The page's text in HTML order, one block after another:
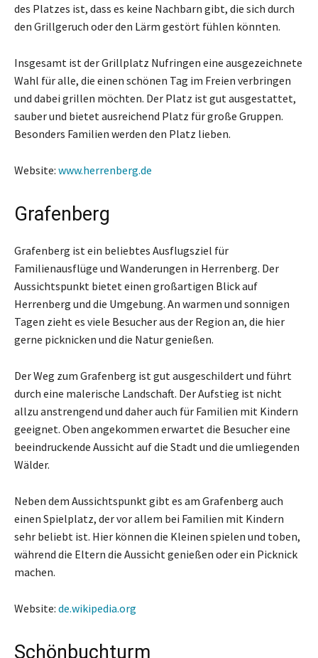
des Platzes ist, dass es keine Nachbarn gibt, die sich durch
den Grillgeruch oder den Lärm gestört fühlen könnten.
Insgesamt ist der Grillplatz Nufringen eine ausgezeichnete
Wahl für alle, die einen schönen Tag im Freien verbringen
und dabei grillen möchten. Der Platz ist gut ausgestattet,
sauber und bietet ausreichend Platz für große Gruppen.
Besonders Familien werden den Platz lieben.
Website: www.herrenberg.de
Grafenberg
Grafenberg ist ein beliebtes Ausflugsziel für
Familienausflüge und Wanderungen in Herrenberg. Der
Aussichtspunkt bietet einen großartigen Blick auf
Herrenberg und die Umgebung. An warmen und sonnigen
Tagen zieht es viele Besucher aus der Region an, die hier
gerne picknicken und die Natur genießen.
Der Weg zum Grafenberg ist gut ausgeschildert und führt
durch eine malerische Landschaft. Der Aufstieg ist nicht
allzu anstrengend und daher auch für Familien mit Kindern
geeignet. Oben angekommen erwartet die Besucher eine
beeindruckende Aussicht auf die Stadt und die umliegenden
Wälder.
Neben dem Aussichtspunkt gibt es am Grafenberg auch
einen Spielplatz, der vor allem bei Familien mit Kindern
sehr beliebt ist. Hier können die Kleinen spielen und toben,
während die Eltern die Aussicht genießen oder ein Picknick
machen.
Website: de.wikipedia.org
Schönbuchturm